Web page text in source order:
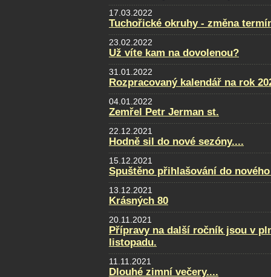
17.03.2022
Tuchořické okruhy - změna
23.02.2022
Už víte kam na dovolenou?
31.01.2022
Rozpracovaný kalendář na rok
04.01.2022
Zemřel Petr Jerman st.
22.12.2021
Hodně sil do nové sezóny....
15.12.2021
Spuštěno přihlašování do
13.12.2021
Krásných 80
20.11.2021
Přípravy na další ročník jsou v
listopadu.
11.11.2021
Dlouhé zimní večery....